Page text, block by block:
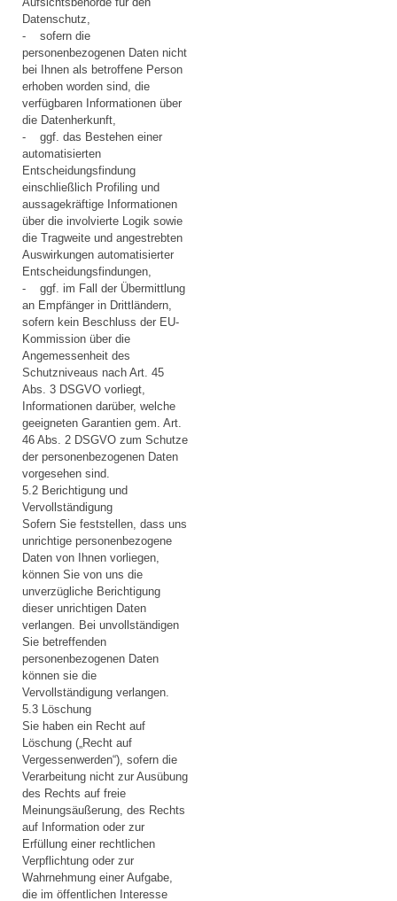
Datenschutz,
- sofern die
personenbezogenen Daten nicht
bei Ihnen als betroffene Person
erhoben worden sind, die
verfügbaren Informationen über
die Datenherkunft,
- ggf. das Bestehen einer
automatisierten
Entscheidungsfindung
einschließlich Profiling und
aussagekräftige Informationen
über die involvierte Logik sowie
die Tragweite und angestrebten
Auswirkungen automatisierter
Entscheidungsfindungen,
- ggf. im Fall der Übermittlung
an Empfänger in Drittländern,
sofern kein Beschluss der EU-
Kommission über die
Angemessenheit des
Schutzniveaus nach Art. 45
Abs. 3 DSGVO vorliegt,
Informationen darüber, welche
geeigneten Garantien gem. Art.
46 Abs. 2 DSGVO zum Schutze
der personenbezogenen Daten
vorgesehen sind.
5.2 Berichtigung und
Vervollständigung
Sofern Sie feststellen, dass uns
unrichtige personenbezogene
Daten von Ihnen vorliegen,
können Sie von uns die
unverzügliche Berichtigung
dieser unrichtigen Daten
verlangen. Bei unvollständigen
Sie betreffenden
personenbezogenen Daten
können sie die
Vervollständigung verlangen.
5.3 Löschung
Sie haben ein Recht auf
Löschung („Recht auf
Vergessenwerden“), sofern die
Verarbeitung nicht zur Ausübung
des Rechts auf freie
Meinungsäußerung, des Rechts
auf Information oder zur
Erfüllung einer rechtlichen
Verpflichtung oder zur
Wahrnehmung einer Aufgabe,
die im öffentlichen Interesse